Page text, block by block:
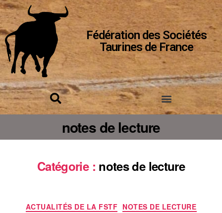
Fédération des Sociétés
Taurines de France
notes de lecture
Catégorie : notes de lecture
ACTUALITÉS DE LA FSTF NOTES DE LECTURE